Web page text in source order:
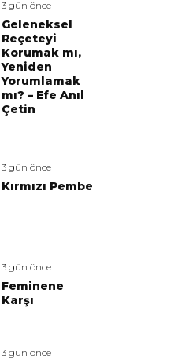
3 gün önce
Geleneksel
Reçeteyi
Korumak mı,
Yeniden
Yorumlamak
mı? – Efe Anıl
Çetin
3 gün önce
Kırmızı Pembe
3 gün önce
Feminene
Karşı
3 gün önce